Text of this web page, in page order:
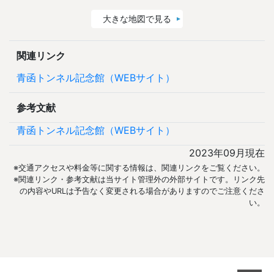
大きな地図で見る
関連リンク
青函トンネル記念館（WEBサイト）
参考文献
青函トンネル記念館（WEBサイト）
2023年09月現在
※交通アクセスや料金等に関する情報は、関連リンクをご覧ください。
※関連リンク・参考文献は当サイト管理外の外部サイトです。リンク先
の内容やURLは予告なく変更される場合がありますのでご注意くださ
い。